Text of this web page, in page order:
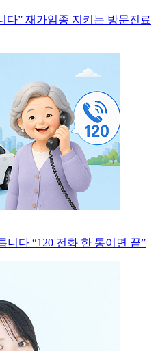
다” 재가임종 지키는 방문진료
니다 “120 전화 한 통이면 끝”